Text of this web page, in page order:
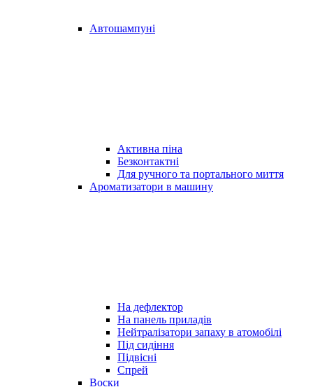
Автошампуні
Активна піна
Безконтактні
Для ручного та портального миття
Ароматизатори в машину
На дефлектор
На панель приладів
Нейтралізатори запаху в атомобілі
Під сидіння
Підвісні
Спрей
Воски